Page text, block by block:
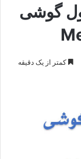
کپسول گوشی
کمتر از یک دقیقه